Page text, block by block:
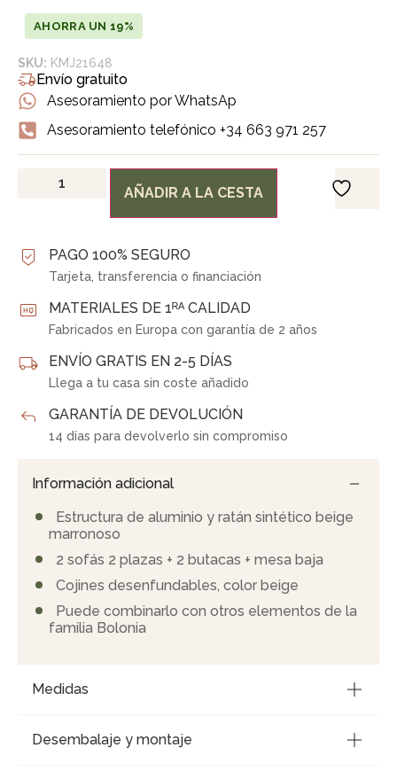
AHORRA UN 19%
SKU: KMJ21648
Envío gratuito
Asesoramiento por WhatsAp
Asesoramiento telefónico +34 663 971 257
AÑADIR A LA CESTA
PAGO 100% SEGURO
Tarjeta, transferencia o financiación
MATERIALES DE 1ᴿᴬ CALIDAD
Fabricados en Europa con garantía de 2 años
ENVÍO GRATIS EN 2-5 DÍAS
Llega a tu casa sin coste añadido
GARANTÍA DE DEVOLUCIÓN
14 días para devolverlo sin compromiso
Información adicional
Estructura de aluminio y ratán sintético beige
marronoso
2 sofás 2 plazas + 2 butacas + mesa baja
Cojines desenfundables, color beige
Puede combinarlo con otros elementos de la
familia Bolonia
Medidas
Desembalaje y montaje